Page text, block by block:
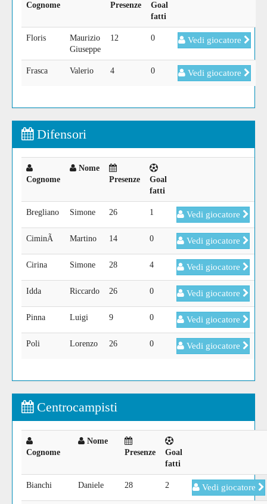
Cognome
Presenze
Goal
fatti
Floris
Maurizio
Giuseppe
12 0 Vedi giocatore
Frasca Valerio 4 0 Vedi giocatore
Difensori
Cognome
Nome
Presenze
Goal
fatti
Bregliano Simone 26 1 Vedi giocatore
CiminÃ Martino 14 0 Vedi giocatore
Cirina Simone 28 4 Vedi giocatore
Idda Riccardo 26 0 Vedi giocatore
Pinna Luigi 9 0 Vedi giocatore
Poli Lorenzo 26 0 Vedi giocatore
Centrocampisti
Cognome
Nome
Presenze
Goal
fatti
Bianchi Daniele 28 2 Vedi giocatore